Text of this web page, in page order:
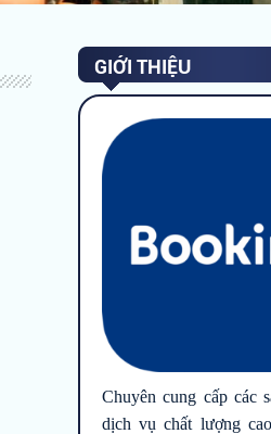
GIỚI THIỆU
Chuyên cung cấp các
dịch vụ chất lượng